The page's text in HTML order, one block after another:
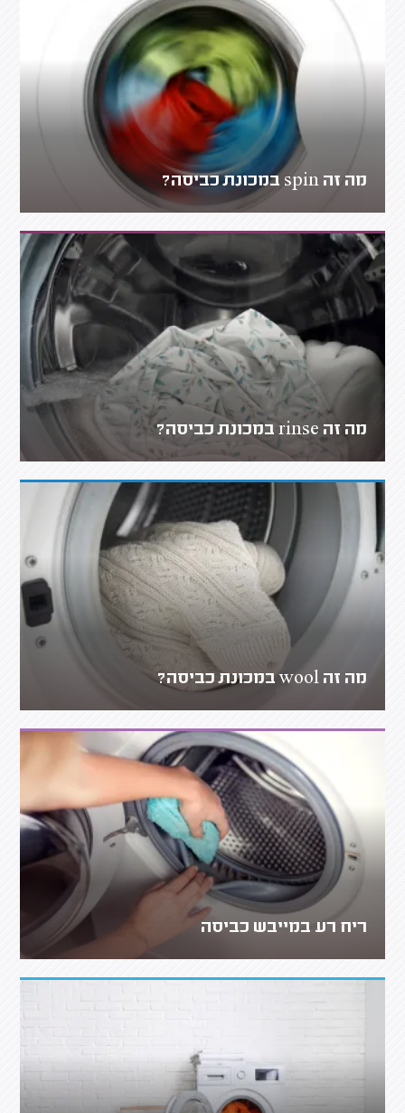
מה זה spin במכונת כביסה?
מה זה rinse במכונת כביסה?
מה זה wool במכונת כביסה?
ריח רע במייבש כביסה